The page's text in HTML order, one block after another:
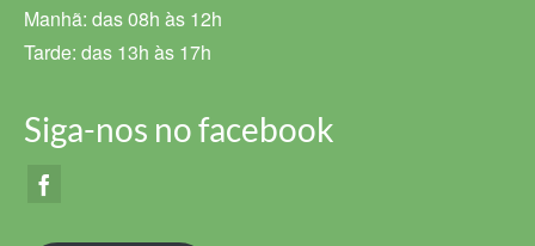
Manhã: das 08h às 12h
Tarde: das 13h às 17h
Siga-nos no facebook